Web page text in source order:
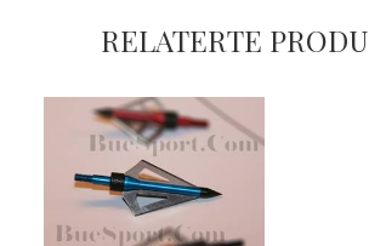
RELATERTE